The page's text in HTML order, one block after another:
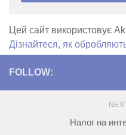
Цей сайт використовує
Дізнайтеся, як
FOLLOW:
Налог на